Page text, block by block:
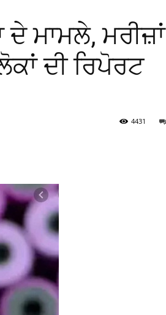
ਮਾਮਲੇ, ਮਰੀਜ਼ਾਂ
ਦੀ ਰਿਪੋਰਟ
4431